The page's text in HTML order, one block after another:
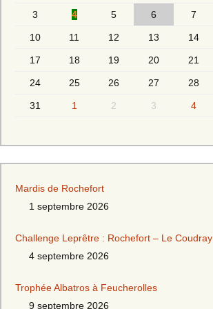
3 4 5 6 7
10 11 12 13 14
17 18 19 20 21
24 25 26 27 28
31 1 2 3 4
Mardis de Rochefort
1 septembre 2026
Challenge Leprêtre : Rochefort – Le Coudray
4 septembre 2026
Trophée Albatros à Feucherolles
9 septembre 2026